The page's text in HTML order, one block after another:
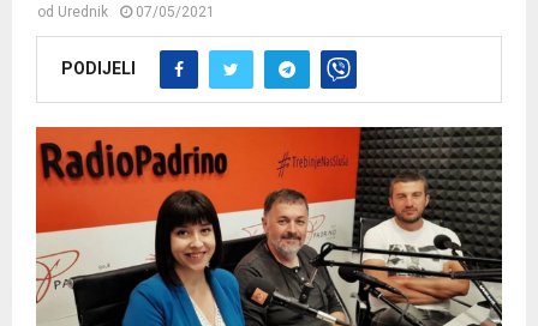
od Urednik 07/05/2021
PODIJELI